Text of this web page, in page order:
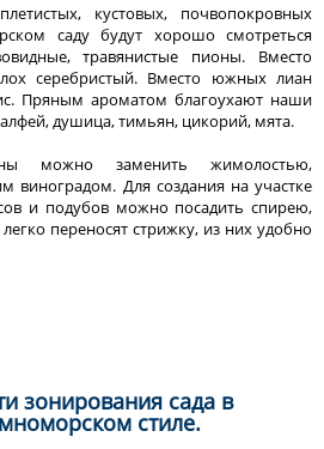
кустовых, почвопокровных
саду будут хорошо смотреться
травянистые пионы. Вместо
серебристый. Вместо южных лиан
Пряным ароматом благоухают наши
душица, тимьян, цикорий, мята.
можно заменить жимолостью,
виноградом. Для создания на участке
и подубов можно посадить спирею,
переносят стрижку, из них удобно
зонирования сада в
стиле.